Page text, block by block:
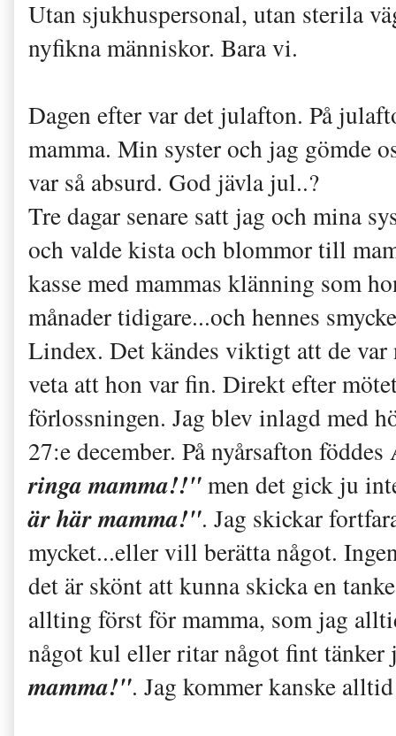
Utan sjukhuspersonal, utan sterila
nyfikna människor. Bara vi.
Dagen efter var det julafton. På
mamma. Min syster och jag gömde
var så absurd. God jävla jul..?
Tre dagar senare satt jag och mina
och valde kista och blommor till
kasse med mammas klänning som
månader tidigare...och hennes
Lindex. Det kändes viktigt att de var
veta att hon var fin. Direkt efter
förlossningen. Jag blev inlagd med
27:e december. På nyårsafton
ringa mamma!!"men det gick ju
är här mamma!". Jag skickar
mycket...eller vill berätta något.
det är skönt att kunna skicka en
allting först för mamma, som jag
något kul eller ritar något fint
mamma!". Jag kommer kanske